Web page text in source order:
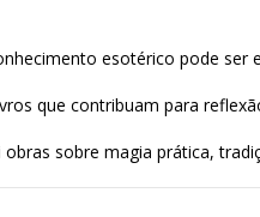
esotérico pode ser
que contribuam para
sobre magia prática,